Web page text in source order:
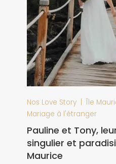
Nos Love Story | Île
Mariage à l'étranger
Pauline et Tony,
singulier et
Maurice